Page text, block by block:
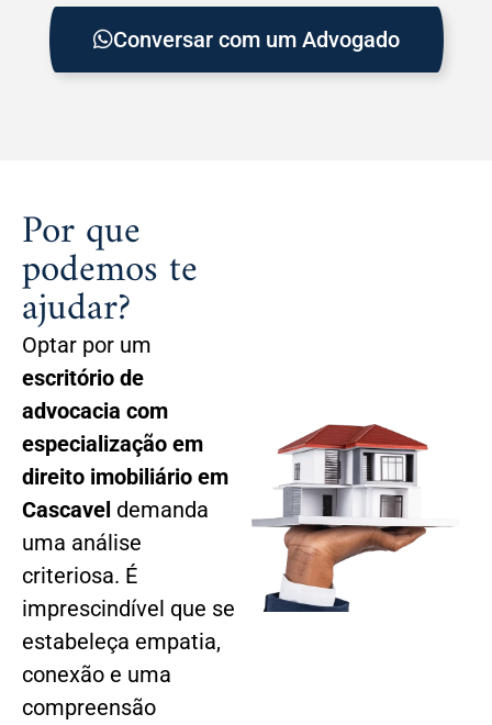
Conversar com um Advogado
Por que
podemos te
ajudar?
Optar por um
escritório de
advocacia com
especialização em
direito imobiliário em
Cascavel demanda
uma análise
criteriosa. É
imprescindível que se
estabeleça empatia,
conexão e uma
compreensão